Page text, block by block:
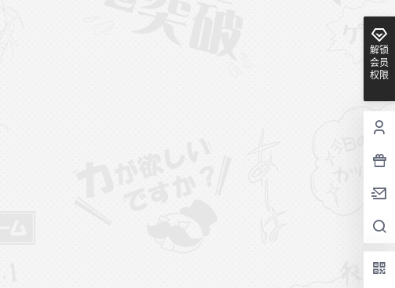
解锁
会员
权限